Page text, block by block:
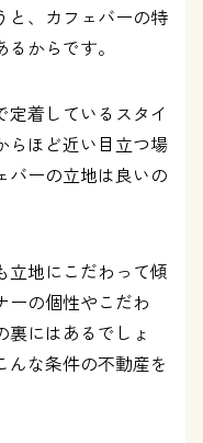
と、カフェバーの特
からです。
定着しているスタイ
らほど近い目立つ場
バーの立地は良いの
立地にこだわって傾
ーの個性やこだわ
裏にはあるでしょ
んな条件の不動産を